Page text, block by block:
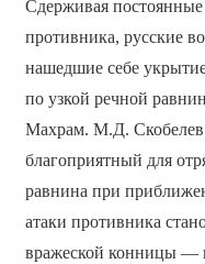
Сдерживая
противника, русские
нашедшие себе
по узкой речной
Махрам. М.Д. Скобелев
благоприятный для
равнина при
атаки противника
вражеской конницы —